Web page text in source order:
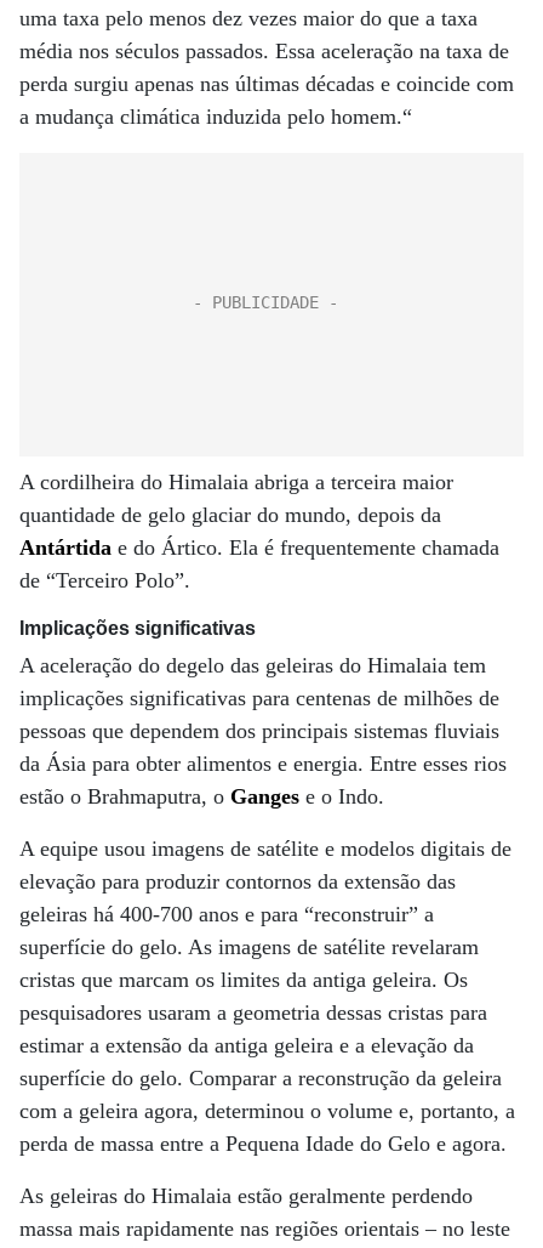
uma taxa pelo menos dez vezes maior do que a taxa
média nos séculos passados. Essa aceleração na taxa de
perda surgiu apenas nas últimas décadas e coincide com
a mudança climática induzida pelo homem.“
A cordilheira do Himalaia abriga a terceira maior
quantidade de gelo glaciar do mundo, depois da
Antártida e do Ártico. Ela é frequentemente chamada
de “Terceiro Polo”.
Implicações significativas
A aceleração do degelo das geleiras do Himalaia tem
implicações significativas para centenas de milhões de
pessoas que dependem dos principais sistemas fluviais
da Ásia para obter alimentos e energia. Entre esses rios
estão o Brahmaputra, o Ganges e o Indo.
A equipe usou imagens de satélite e modelos digitais de
elevação para produzir contornos da extensão das
geleiras há 400-700 anos e para “reconstruir” a
superfície do gelo. As imagens de satélite revelaram
cristas que marcam os limites da antiga geleira. Os
pesquisadores usaram a geometria dessas cristas para
estimar a extensão da antiga geleira e a elevação da
superfície do gelo. Comparar a reconstrução da geleira
com a geleira agora, determinou o volume e, portanto, a
perda de massa entre a Pequena Idade do Gelo e agora.
As geleiras do Himalaia estão geralmente perdendo
massa mais rapidamente nas regiões orientais – no leste